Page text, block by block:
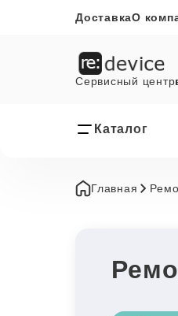
ДоставкаО
Сервисный центр
Каталог
Главная